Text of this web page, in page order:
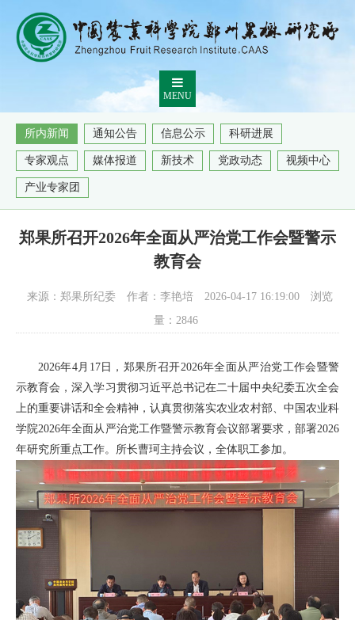
MENU
所内新闻 通知公告 信息公示 科研进展
专家观点 媒体报道 新技术 党政动态 视频中心
产业专家团
郑果所召开2026年全面从严治党工作会暨警示
教育会
来源：郑果所纪委 作者：李艳培 2026-04-17 16:19:00
浏览
量： 2846
2026年4月17日，郑果所召开2026年全面从严治党工作会暨警
示教育会，深入学习贯彻习近平总书记在二十届中央纪委五次全会
上的重要讲话和全会精神，认真贯彻落实农业农村部、中国农业科
学院2026年全面从严治党工作暨警示教育会议部署要求，部署2026
年研究所重点工作。所长曹珂主持会议，全体职工参加。